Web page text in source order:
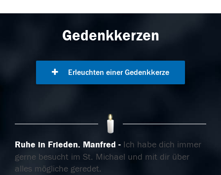
Gedenkkerzen
Erleuchten einer Gedenkkerze
Ruhe in Frieden. Manfred
Ich habe dich immer
gerne besucht im St. Michael und mit dir über
alles mögliche geredet.